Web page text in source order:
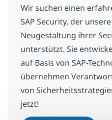
Wir suchen einen
SAP Security, der
Neugestaltung ihrer
unterstützt. Sie
auf Basis von SAP-
übernehmen
von
jetzt!